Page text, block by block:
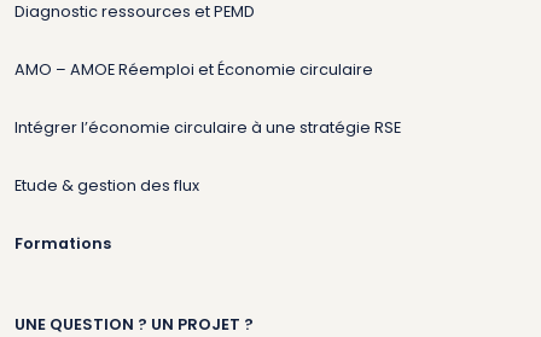
Diagnostic ressources et PEMD
AMO – AMOE Réemploi et Économie circulaire
Intégrer l’économie circulaire à une stratégie RSE
Etude & gestion des flux
Formations
UNE QUESTION ? UN PROJET ?